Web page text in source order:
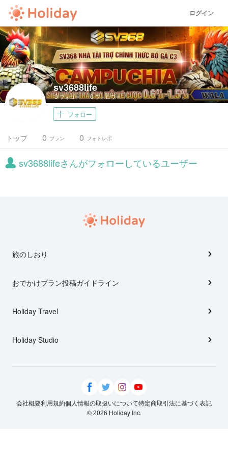
ログイン
sv3688life
0フォロー 0フォロワー
フォロー
トップ プラン
0 フォトレポ
0
sv3688lifeさんがフォローしているユーザー
旅のしおり
おでかけプラン投稿ガイドライン
Holiday Travel
Holiday Studio
会社概要利用規約個人情報の取扱いについて特定商取引法に基づく表記
© 2026 Holiday Inc.